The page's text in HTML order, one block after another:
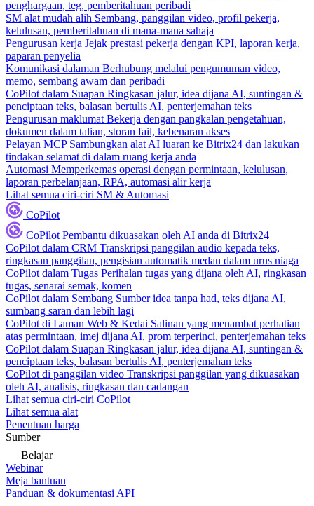
penghargaan, teg, pemberitahuan peribadi
SM alat mudah alih Sembang, panggilan video, profil pekerja,
kelulusan, pemberitahuan di mana-mana sahaja
Pengurusan kerja Jejak prestasi pekerja dengan KPI, laporan kerja,
paparan penyelia
Komunikasi dalaman Berhubung melalui pengumuman video,
memo, sembang awam dan peribadi
CoPilot dalam Suapan Ringkasan jalur, idea dijana AI, suntingan &
penciptaan teks, balasan bertulis AI, penterjemahan teks
Pengurusan maklumat Bekerja dengan pangkalan pengetahuan,
dokumen dalam talian, storan fail, kebenaran akses
Pelayan MCP Sambungkan alat AI luaran ke Bitrix24 dan lakukan
tindakan selamat di dalam ruang kerja anda
Automasi Memperkemas operasi dengan permintaan, kelulusan,
laporan perbelanjaan, RPA, automasi alir kerja
Lihat semua ciri-ciri SM & Automasi
CoPilot
CoPilot Pembantu dikuasakan oleh AI anda di Bitrix24
CoPilot dalam CRM Transkripsi panggilan audio kepada teks,
ringkasan panggilan, pengisian automatik medan dalam urus niaga
CoPilot dalam Tugas Perihalan tugas yang dijana oleh AI, ringkasan
tugas, senarai semak, komen
CoPilot dalam Sembang Sumber idea tanpa had, teks dijana AI,
sumbang saran dan lebih lagi
CoPilot di Laman Web & Kedai Salinan yang menambat perhatian
atas permintaan, imej dijana AI, prom terperinci, penterjemahan teks
CoPilot dalam Suapan Ringkasan jalur, idea dijana AI, suntingan &
penciptaan teks, balasan bertulis AI, penterjemahan teks
CoPilot di panggilan video Transkripsi panggilan yang dikuasakan
oleh AI, analisis, ringkasan dan cadangan
Lihat semua ciri-ciri CoPilot
Lihat semua alat
Penentuan harga
Sumber
Belajar
Webinar
Meja bantuan
Panduan & dokumentasi API